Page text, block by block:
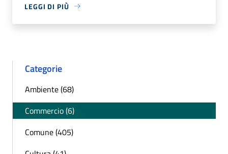
LEGGI DI PIÙ
Categorie
Ambiente (68)
Commercio (6)
Comune (405)